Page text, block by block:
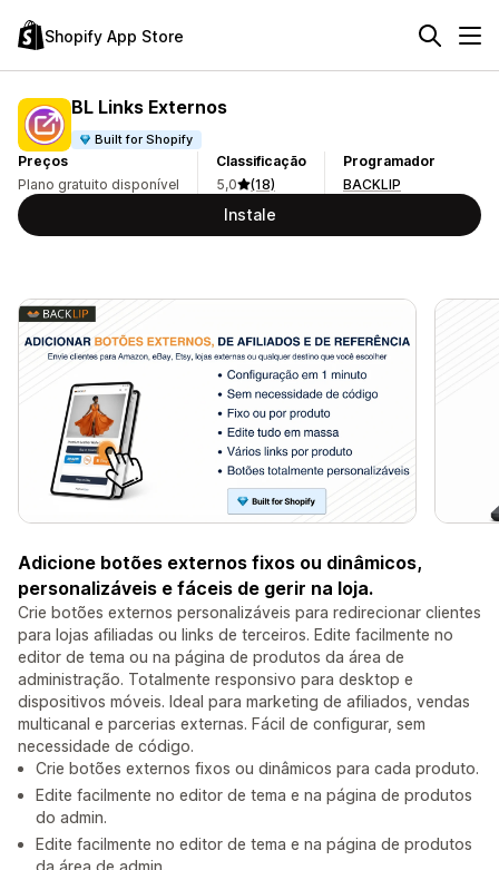
Shopify App Store
BL Links Externos
Built for Shopify
Preços
Plano gratuito disponível
Classificação
5,0
(18)
Programador
BACKLIP
Instale
Adicione botões externos fixos ou dinâmicos,
personalizáveis e fáceis de gerir na loja.
Crie botões externos personalizáveis para redirecionar clientes
para lojas afiliadas ou links de terceiros. Edite facilmente no
editor de tema ou na página de produtos da área de
administração. Totalmente responsivo para desktop e
dispositivos móveis. Ideal para marketing de afiliados, vendas
multicanal e parcerias externas. Fácil de configurar, sem
necessidade de código.
Crie botões externos fixos ou dinâmicos para cada produto.
Edite facilmente no editor de tema e na página de produtos
do admin.
Edite facilmente no editor de tema e na página de produtos